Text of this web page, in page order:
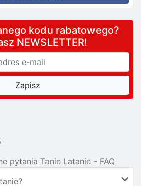
kodu rabatowego?
NEWSLETTER!
pytania Tanie Latanie - FAQ